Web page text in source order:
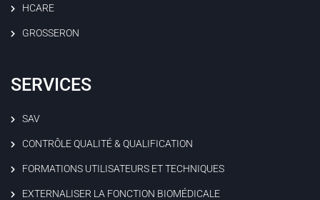
HCARE
GROSSERON
SERVICES
SAV
CONTRÔLE QUALITÉ & QUALIFICATION
FORMATIONS UTILISATEURS ET TECHNIQUES
EXTERNALISER LA FONCTION BIOMÉDICALE